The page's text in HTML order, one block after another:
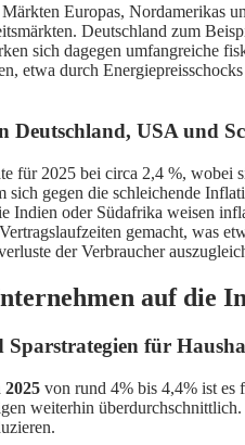
Europas, Nordamerikas
Deutschland zum
sich dagegen umfangreiche
etwa durch
USA und
für 2025 bei circa 2,4 %, wobei
sich gegen die schleichende
Indien oder Südafrika weisen
gemacht, was
der Verbraucher
auf die
Sparstrategien für
von rund 4% bis 4,4% ist es
weiterhin